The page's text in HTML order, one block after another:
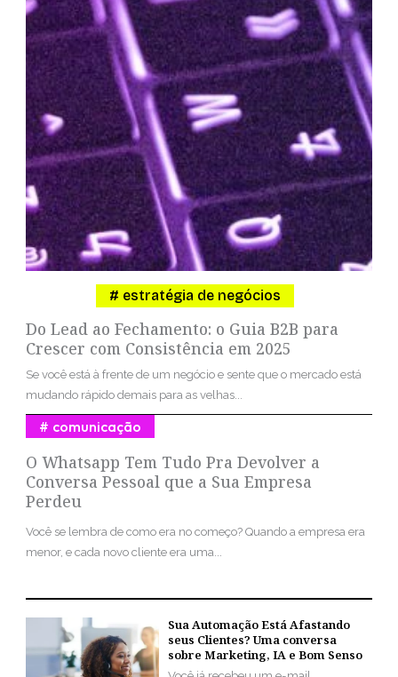
Do Lead ao Fechamento: o Guia B2B para
Crescer com Consistência em 2025
estratégia de negócios
Se você está à frente de um negócio e sente que o mercado está
mudando rápido demais para as velhas...
O Whatsapp Tem Tudo Pra Devolver a
Conversa Pessoal que a Sua Empresa
Perdeu
comunicação
Você se lembra de como era no começo? Quando a empresa era
menor, e cada novo cliente era uma...
Sua Automação Está Afastando
seus Clientes? Uma conversa
sobre Marketing, IA e Bom Senso